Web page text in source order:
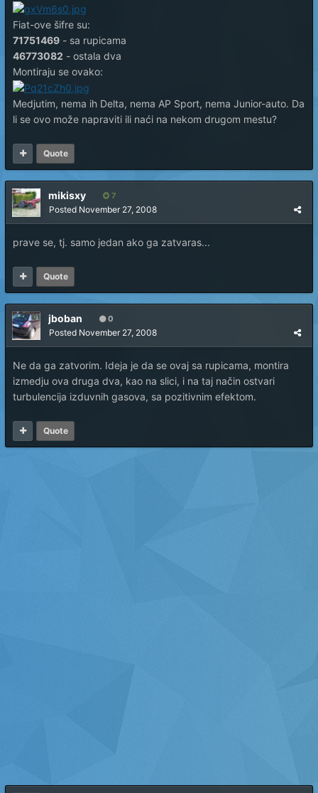
Fiat-ove šifre su:
71751469 - sa rupicama
46773082 - ostala dva
Montiraju se ovako:
Medjutim, nema ih Delta, nema AP Sport, nema Junior-auto. Da
li se ovo može napraviti ili naći na nekom drugom mestu?
Quote
mikisxy 7
Posted November 27, 2008
prave se, tj. samo jedan ako ga zatvaras...
Quote
jboban 0
Posted November 27, 2008
Ne da ga zatvorim. Ideja je da se ovaj sa rupicama, montira
izmedju ova druga dva, kao na slici, i na taj način ostvari
turbulencija izduvnih gasova, sa pozitivnim efektom.
Quote